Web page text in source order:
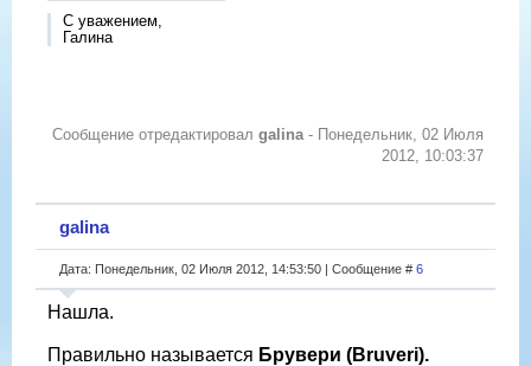
С уважением,
Галина
Сообщение отредактировал galina - Понедельник, 02 Июля
2012, 10:03:37
galina
Дата: Понедельник, 02 Июля 2012, 14:53:50 | Сообщение # 6
Нашла.
Правильно называется Брувери (Bruveri).